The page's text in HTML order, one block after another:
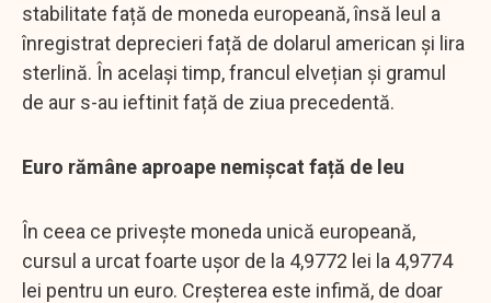
stabilitate față de moneda europeană, însă leul a
înregistrat deprecieri față de dolarul american și lira
sterlină. În același timp, francul elvețian și gramul
de aur s-au ieftinit față de ziua precedentă.
Euro rămâne aproape nemișcat față de leu
În ceea ce privește moneda unică europeană,
cursul a urcat foarte ușor de la 4,9772 lei la 4,9774
lei pentru un euro. Creșterea este infimă, de doar